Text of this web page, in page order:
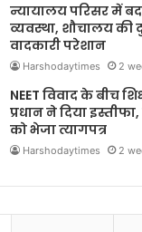
न्यायालय परिसर में
व्यवस्था, शौचालय की
वादकारी परेशान
Harshodaytimes 2
NEET विवाद के बीच
प्रधान ने दिया इस्तीफा,
को भेजा त्यागपत्र
Harshodaytimes 2